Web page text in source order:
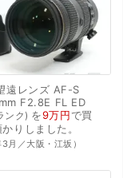
遠レンズ AF-S
F2.8E FL ED
ンク を9万円で買
り しました。
月／大阪・江坂）